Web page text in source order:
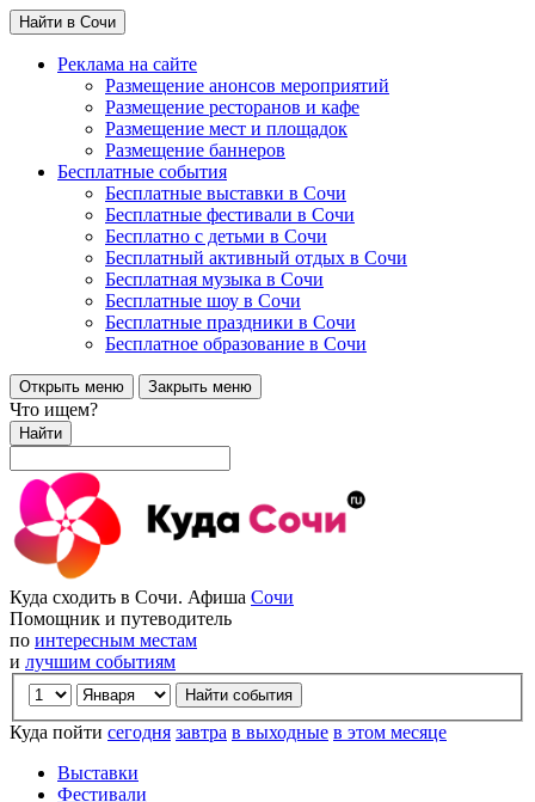
Найти в Сочи
Реклама на сайте
Размещение анонсов мероприятий
Размещение ресторанов и кафе
Размещение мест и площадок
Размещение баннеров
Бесплатные события
Бесплатные выставки в Сочи
Бесплатные фестивали в Сочи
Бесплатно с детьми в Сочи
Бесплатный активный отдых в Сочи
Бесплатная музыка в Сочи
Бесплатные шоу в Сочи
Бесплатные праздники в Сочи
Бесплатное образование в Сочи
Открыть меню Закрыть меню
Что ищем?
Найти
Куда сходить в Сочи. Афиша Сочи
Помощник и путеводитель
по интересным местам
и лучшим событиям
Куда пойти сегодня завтра в выходные в этом месяце
Выставки
Фестивали